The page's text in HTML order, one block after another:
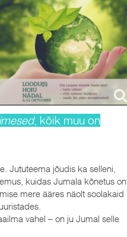
, kõik muu on
Jututeema jõudis ka selleni,
kuidas Jumala kõnetus on
mere ääres näolt soolakaid
vahel – on ju Jumal selle